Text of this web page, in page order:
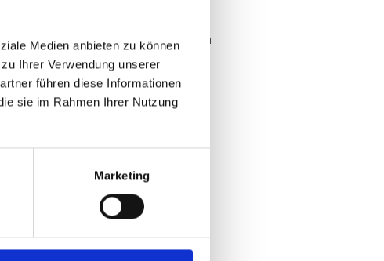
Medien anbieten zu können
Ihrer Verwendung unserer
führen diese Informationen
sie im Rahmen Ihrer Nutzung
Marketing
von Medikamenten-Einnahmen
Angular 2 für eine Design-Agentur